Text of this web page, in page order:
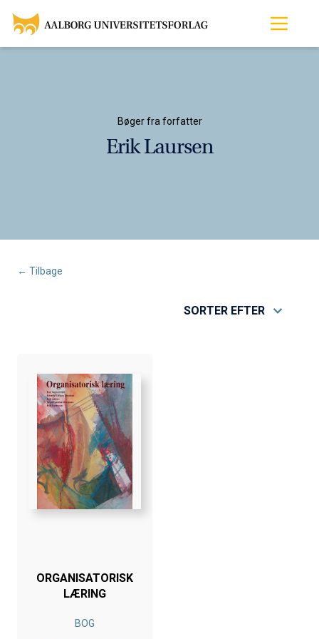
Bøger fra forfatter
Erik Laursen
← Tilbage
SORTER EFTER
ORGANISATORISK
LÆRING
BOG